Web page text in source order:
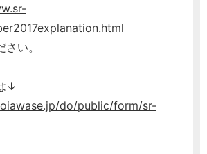
い。
↓
do/public/form/sr-